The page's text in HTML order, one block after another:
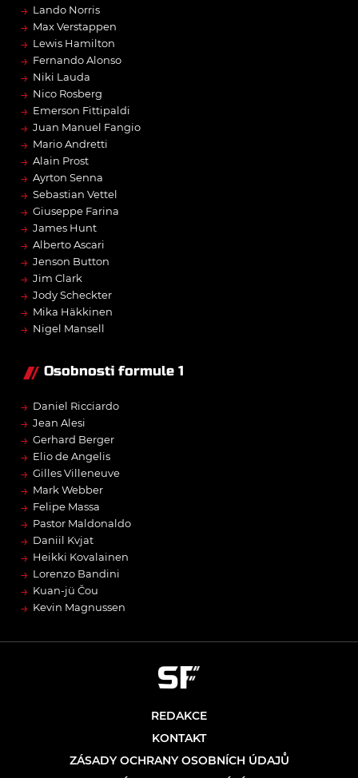
→ Lando Norris
→ Max Verstappen
→ Lewis Hamilton
→ Fernando Alonso
→ Niki Lauda
→ Nico Rosberg
→ Emerson Fittipaldi
→ Juan Manuel Fangio
→ Mario Andretti
→ Alain Prost
→ Ayrton Senna
→ Sebastian Vettel
→ Giuseppe Farina
→ James Hunt
→ Alberto Ascari
→ Jenson Button
→ Jim Clark
→ Jody Scheckter
→ Mika Häkkinen
→ Nigel Mansell
Osobnosti formule 1
→ Daniel Ricciardo
→ Jean Alesi
→ Gerhard Berger
→ Elio de Angelis
→ Gilles Villeneuve
→ Mark Webber
→ Felipe Massa
→ Pastor Maldonaldo
→ Daniil Kvjat
→ Heikki Kovalainen
→ Lorenzo Bandini
→ Kuan-jü Čou
→ Kevin Magnussen
REDAKCE
KONTAKT
ZÁSADY OCHRANY OSOBNÍCH ÚDAJŮ